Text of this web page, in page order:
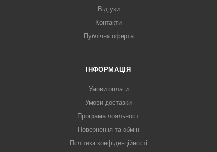
Відгуки
Контакти
Публічна оферта
ІНФОРМАЦІЯ
Умови оплати
Умови доставки
Програма лояльності
Повернення та обмін
Політика конфіденційності